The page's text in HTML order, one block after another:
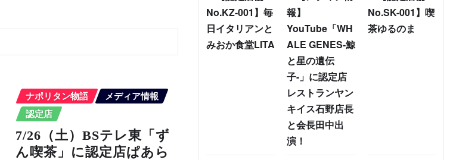
ナポリタン物語
メディア情報
認定店
7/26（土）BSテレ東「ず
ん喫茶」に認定店ぱあら
No.KZ-001】毎
日イタリアンと
みおか食堂LITA
報】
YouTube「WH
ALE GENES-鯨
と星の遺伝
子-」に認定店
レストランヤン
キイス石野店長
と会長田中出
演！
No.SK-001】喫
茶ゆるのま